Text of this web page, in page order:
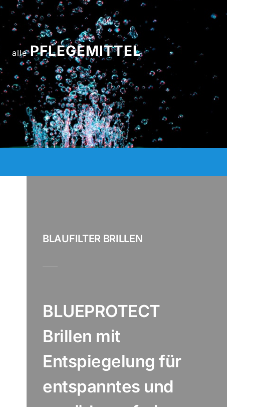
allePFLEGEMITTEL
BLAUFILTER BRILLEN
BLUEPROTECT
Brillen mit
Entspiegelung für
entspanntes und